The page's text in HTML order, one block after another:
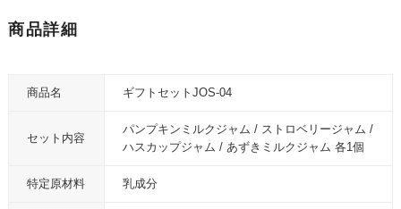
商品詳細
商品名 ギフトセットJOS-04
セット内容
パンプキンミルクジャム / ストロベリージャム /
ハスカップジャム / あずきミルクジャム 各1個
特定原材料 乳成分